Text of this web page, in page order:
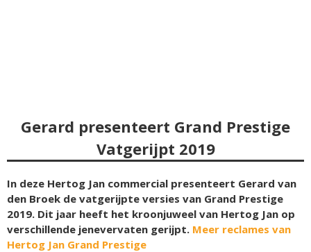
Gerard presenteert Grand Prestige
Vatgerijpt 2019
In deze Hertog Jan commercial presenteert Gerard van
den Broek de vatgerijpte versies van Grand Prestige
2019. Dit jaar heeft het kroonjuweel van Hertog Jan op
verschillende jenevervaten gerijpt. Meer reclames van
Hertog Jan Grand Prestige